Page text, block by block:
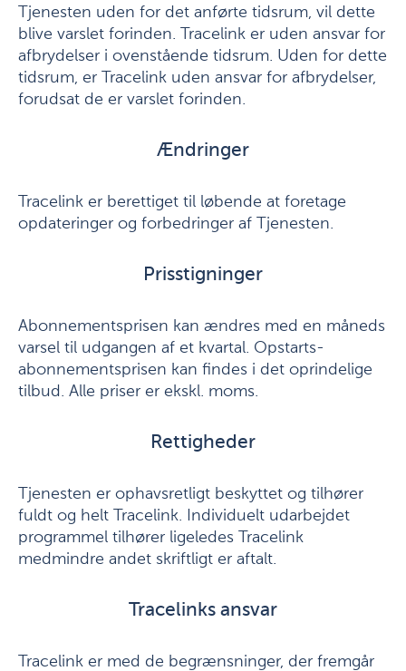
Tjenesten uden for det anførte tidsrum, vil dette
blive varslet forinden. Tracelink er uden ansvar for
afbrydelser i ovenstående tidsrum. Uden for dette
tidsrum, er Tracelink uden ansvar for afbrydelser,
forudsat de er varslet forinden.
Ændringer
Tracelink er berettiget til løbende at foretage
opdateringer og forbedringer af Tjenesten.
Prisstigninger
Abonnementsprisen kan ændres med en måneds
varsel til udgangen af et kvartal. Opstarts-
abonnementsprisen kan findes i det oprindelige
tilbud. Alle priser er ekskl. moms.
Rettigheder
Tjenesten er ophavsretligt beskyttet og tilhører
fuldt og helt Tracelink. Individuelt udarbejdet
programmel tilhører ligeledes Tracelink
medmindre andet skriftligt er aftalt.
Tracelinks ansvar
Tracelink er med de begrænsninger, der fremgår